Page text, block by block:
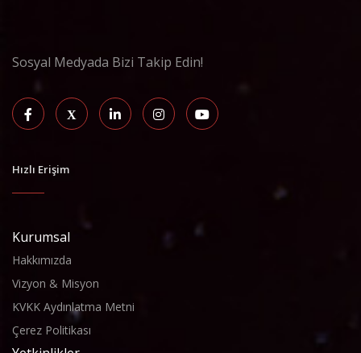
Sosyal Medyada Bizi Takip Edin!
Hızlı Erişim
Kurumsal
Hakkımızda
Vizyon & Misyon
KVKK Aydınlatma Metni
Çerez Politikası